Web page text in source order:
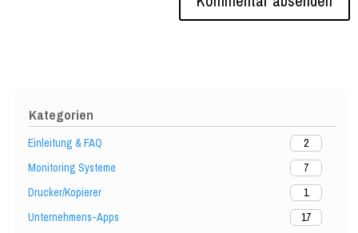
Kategorien
Einleitung & FAQ
2
Monitoring Systeme
7
Drucker/Kopierer
1
Unternehmens-Apps
17